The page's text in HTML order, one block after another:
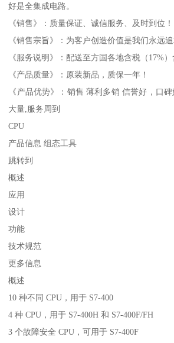
好是全集成电路。
《销售》：质量保证、诚信服务、及时到位！
《销售宗旨》：为客户创造价值是我们永远
《服务说明》：配送至方国各地含税（17%）
《产品质量》：原装新品，质保一年！
《产品优势》：销售 薄利多销 信誉好，口
大量,服务周到
CPU
产品信息 组态工具
跳转到
概述
应用
设计
功能
技术规范
更多信息
概述
10 种不同 CPU，用于 S7-400
4 种 CPU，用于 S7-400H 和 S7-400F/FH
3 个故障安全 CPU，可用于 S7-400F